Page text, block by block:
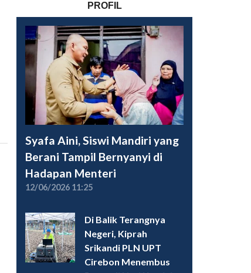
PROFIL
Syafa Aini, Siswi Mandiri yang
Berani Tampil Bernyanyi di
Hadapan Menteri
12/06/2026 11:25
Di Balik Terangnya
Negeri, Kiprah
Srikandi PLN UPT
Cirebon Menembus